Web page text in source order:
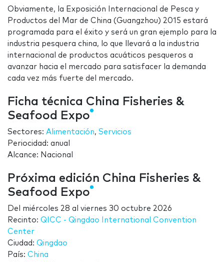
Obviamente, la Exposición Internacional de Pesca y
Productos del Mar de China (Guangzhou) 2015 estará
programada para el éxito y será un gran ejemplo para la
industria pesquera china, lo que llevará a la industria
internacional de productos acuáticos pesqueros a
avanzar hacia el mercado para satisfacer la demanda
cada vez más fuerte del mercado.
Ficha técnica China Fisheries &
Seafood Expo
Sectores: Alimentación, Servicios
Periocidad: anual
Alcance: Nacional
Próxima edición China Fisheries &
Seafood Expo
Del miércoles 28 al viernes 30 octubre 2026
Recinto: QICC - Qingdao International Convention
Center
Ciudad: Qingdao
País: China